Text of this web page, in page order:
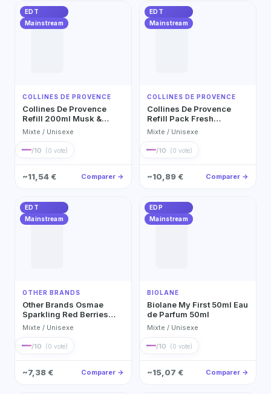
EDT
Mainstream
COLLINES DE PROVENCE
Collines De Provence
Refill 200ml Musk &
Black Fruit Eau de Toilette
200ml
Mixte / Unisexe
—/10 (0 vote)
~11,54 € Comparer →
EDT
Mainstream
COLLINES DE PROVENCE
Collines De Provence
Refill Pack Fresh
Bergamot 200ml Eau de
Toilette 200ml
Mixte / Unisexe
—/10 (0 vote)
~10,89 € Comparer →
EDT
Mainstream
OTHER BRANDS
Other Brands Osmae
Sparkling Red Berries
30ml – Floral Fragrance
Eau de Toilette 30ml
Mixte / Unisexe
—/10 (0 vote)
~7,38 € Comparer →
EDP
Mainstream
BIOLANE
Biolane My First 50ml Eau
de Parfum 50ml
Mixte / Unisexe
—/10 (0 vote)
~15,07 € Comparer →